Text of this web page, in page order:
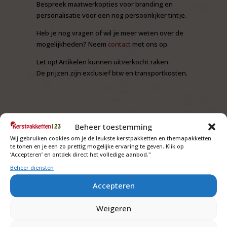
Beheer toestemming
Wij gebruiken cookies om je de leukste kerstpakketten en themapakketten
te tonen en je een zo prettig mogelijke ervaring te geven. Klik op
‘Accepteren’ en ontdek direct het volledige aanbod."
Beheer diensten
Accepteren
Weigeren
Bespreek maatwerkopties voor branding en
personalisatie voor een nog persoonlijker tintje.
Heb je nog vragen of wil je meer weten over de
mogelijkheden? Neem contact met ons op.
Let op! Artikelen kunnen uitverkocht raken.
De prijzen zijn exclusief btw en transportkosten.